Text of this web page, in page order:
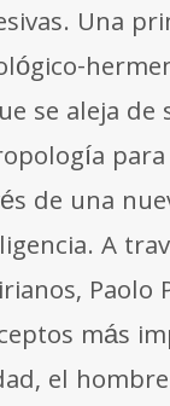
Una
se aleja
de una
A
Paolo
más
el